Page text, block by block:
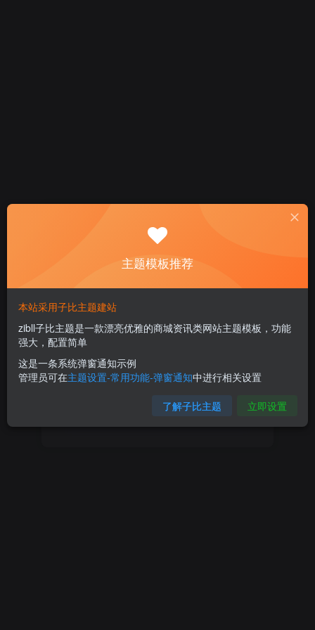
邮箱
设置新密码
重复密码
确认提交
主题模板推荐
本站采用子比主题建站
zibll子比主题是一款漂亮优雅的商城资讯类网站主题模板，功能
强大，配置简单
这是一条系统弹窗通知示例
管理员可在主题设置-常用功能-弹窗通知中进行相关设置
了解子比主题 立即设置